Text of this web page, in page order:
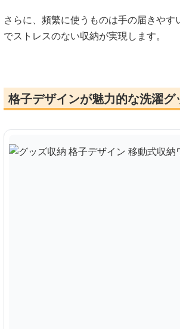
さらに、頻繁に使うものは手の届きや
でストレスのない収納が実現します。
格子デザインが魅力的な洗濯